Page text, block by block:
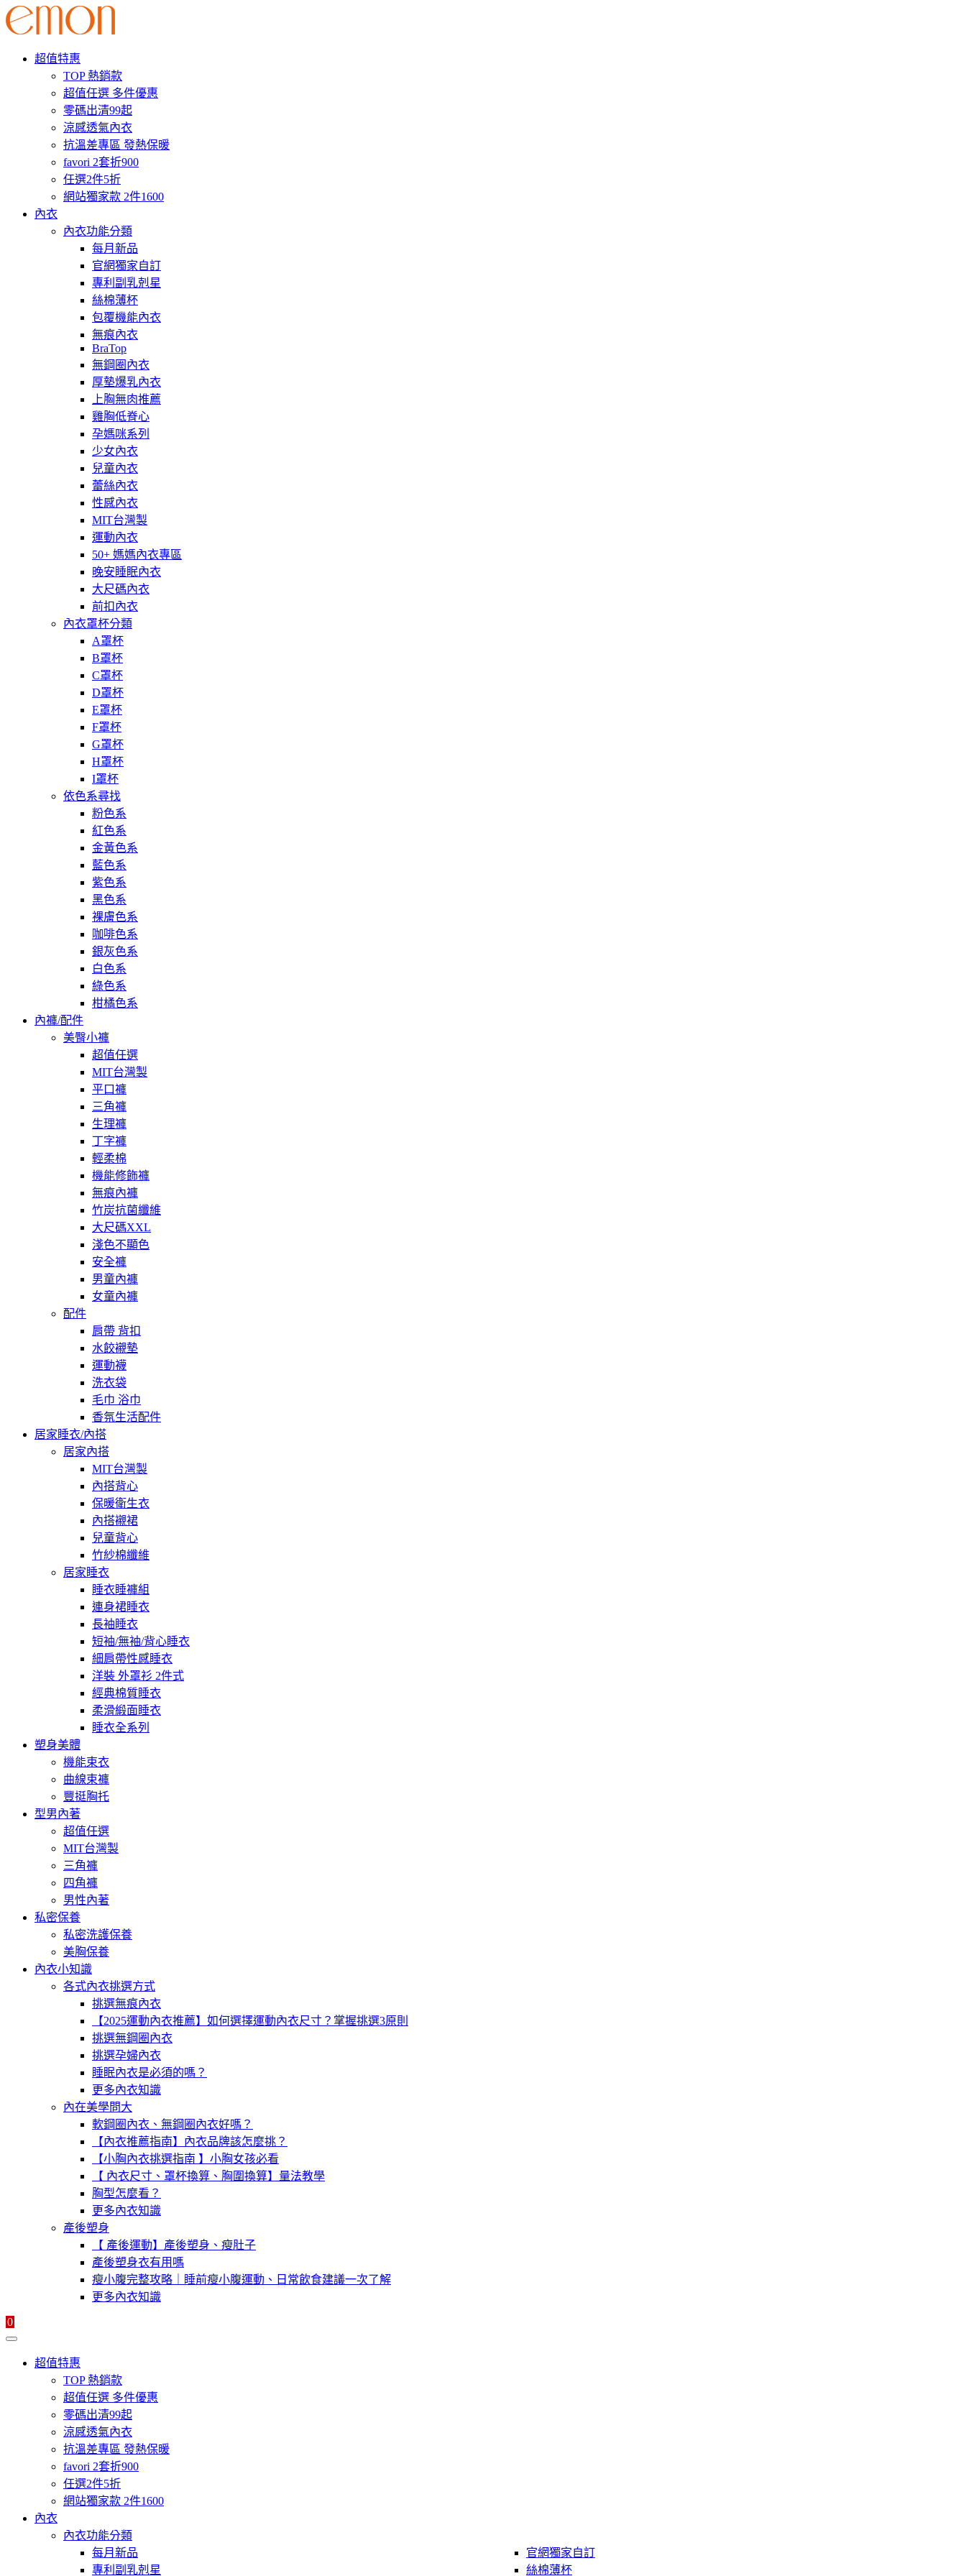
超值特惠
TOP 熱銷款
超值任選 多件優惠
零碼出清99起
涼感透氣內衣
抗溫差專區 發熱保暖
favori 2套折900
任選2件5折
網站獨家款 2件1600
內衣
內衣功能分類
每月新品
官網獨家自訂
專利副乳剋星
絲棉薄杯
包覆機能內衣
無痕內衣
BraTop
無鋼圈內衣
厚墊爆乳內衣
上胸無肉推薦
雞胸低脊心
孕媽咪系列
少女內衣
兒童內衣
蕾絲內衣
性感內衣
MIT台灣製
運動內衣
50+ 媽媽內衣專區
晚安睡眠內衣
大尺碼內衣
前扣內衣
內衣罩杯分類
A罩杯
B罩杯
C罩杯
D罩杯
E罩杯
F罩杯
G罩杯
H罩杯
I罩杯
依色系尋找
粉色系
紅色系
金黃色系
藍色系
紫色系
黑色系
裸膚色系
咖啡色系
銀灰色系
白色系
綠色系
柑橘色系
內褲/配件
美臀小褲
超值任選
MIT台灣製
平口褲
三角褲
生理褲
丁字褲
輕柔棉
機能修飾褲
無痕內褲
竹炭抗菌纖維
大尺碼XXL
淺色不顯色
安全褲
男童內褲
女童內褲
配件
肩帶 背扣
水餃襯墊
運動襪
洗衣袋
毛巾 浴巾
香氛生活配件
居家睡衣/內搭
居家內搭
MIT台灣製
內搭背心
保暖衛生衣
內搭襯裙
兒童背心
竹紗棉纖維
居家睡衣
睡衣睡褲組
連身裙睡衣
長袖睡衣
短袖/無袖/背心睡衣
細肩帶性感睡衣
洋裝 外罩衫 2件式
經典棉質睡衣
柔滑緞面睡衣
睡衣全系列
塑身美體
機能束衣
曲線束褲
豐挺胸托
型男內著
超值任選
MIT台灣製
三角褲
四角褲
男性內著
私密保養
私密洗護保養
美胸保養
內衣小知識
各式內衣挑選方式
挑選無痕內衣
【2025運動內衣推薦】如何選擇運動內衣尺寸？掌握挑選3原則
挑選無鋼圈內衣
挑選孕婦內衣
睡眠內衣是必須的嗎？
更多內衣知識
內在美學問大
軟鋼圈內衣、無鋼圈內衣好嗎？
【內衣推薦指南】內衣品牌該怎麼挑？
【小胸內衣挑選指南 】小胸女孩必看
【 內衣尺寸、罩杯換算、胸圍換算】量法教學
胸型怎麼看？
更多內衣知識
產後塑身
【 產後運動】產後塑身、瘦肚子
產後塑身衣有用嗎
瘦小腹完整攻略｜睡前瘦小腹運動、日常飲食建議一次了解
更多內衣知識
0
超值特惠
TOP 熱銷款
超值任選 多件優惠
零碼出清99起
涼感透氣內衣
抗溫差專區 發熱保暖
favori 2套折900
任選2件5折
網站獨家款 2件1600
內衣
內衣功能分類
每月新品
官網獨家自訂
專利副乳剋星
絲棉薄杯